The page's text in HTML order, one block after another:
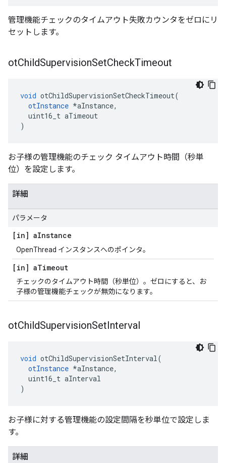
管理機能チェックのタイムアウト失敗カウンタをゼロにリ
セットします。
otChildSupervisionSetCheckTimeout
void otChildSupervisionSetCheckTimeout(
otInstance *aInstance,
uint16_t aTimeout
)
お子様の管理機能のチェック タイムアウト時間（秒単
位）を設定します。
詳細
パラメータ
[in] aInstance
OpenThread インスタンスへのポインタ。
[in] aTimeout
チェックのタイムアウト時間（秒単位）。ゼロにすると、お
子様の管理機能チェックが無効になります。
otChildSupervisionSetInterval
void otChildSupervisionSetInterval(
otInstance *aInstance,
uint16_t aInterval
)
お子様に対する管理機能の設定間隔を秒単位で設定しま
す。
詳細